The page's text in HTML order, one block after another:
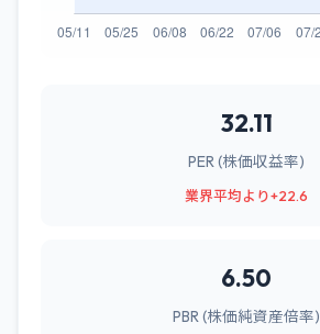
32.11
PER (株価収益率)
業界平均より+22.6
6.50
PBR (株価純資産倍率)